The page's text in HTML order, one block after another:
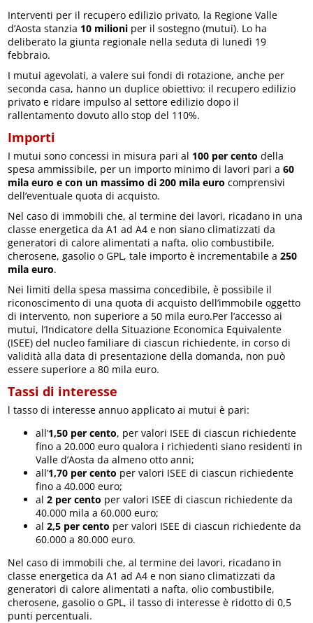
Interventi per il recupero edilizio privato, la Regione Valle
d’Aosta stanzia 10 milioni per il sostegno (mutui). Lo ha
deliberato la giunta regionale nella seduta di lunedì 19
febbraio.
I mutui agevolati, a valere sui fondi di rotazione, anche per
seconda casa, hanno un duplice obiettivo: il recupero edilizio
privato e ridare impulso al settore edilizio dopo il
rallentamento dovuto allo stop del 110%.
Importi
I mutui sono concessi in misura pari al 100 per cento della
spesa ammissibile, per un importo minimo di lavori pari a60
mila euro e con un massimo di 200 mila euro comprensivi
dell’eventuale quota di acquisto.
Nel caso di immobili che, al termine dei lavori, ricadano in una
classe energetica da A1 ad A4 e non siano climatizzati da
generatori di calore alimentati a nafta, olio combustibile,
cherosene, gasolio o GPL, tale importo è incrementabile a250
mila euro.
Nei limiti della spesa massima concedibile, è possibile il
riconoscimento di una quota di acquisto dell’immobile oggetto
di intervento, non superiore a 50 mila euro.Per l’accesso ai
mutui, l’Indicatore della Situazione Economica Equivalente
(ISEE) del nucleo familiare di ciascun richiedente, in corso di
validità alla data di presentazione della domanda, non può
essere superiore a 80 mila euro.
Tassi di interesse
l tasso di interesse annuo applicato ai mutui è pari:
all’1,50 per cento, per valori ISEE di ciascun richiedente
fino a 20.000 euro qualora i richiedenti siano residenti in
Valle d’Aosta da almeno otto anni;
all’1,70 per cento per valori ISEE di ciascun richiedente
fino a 40.000 euro;
al2 per cento per valori ISEE di ciascun richiedente da
40.000 mila a 60.000 euro;
al2,5 per cento per valori ISEE di ciascun richiedente da
60.000 a 80.000 euro.
Nel caso di immobili che, al termine dei lavori, ricadano in
classe energetica da A1 ad A4 e non siano climatizzati da
generatori di calore alimentati a nafta, olio combustibile,
cherosene, gasolio o GPL, il tasso di interesse è ridotto di 0,5
punti percentuali.